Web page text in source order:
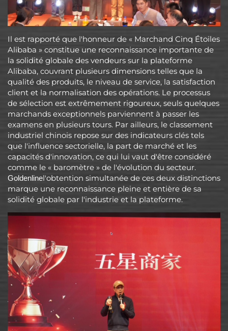
Il est rapporté que l'honneur de « Marchand Cinq Étoiles
Alibaba » constitue une reconnaissance importante de
la solidité globale des vendeurs sur la plateforme
Alibaba, couvrant plusieurs dimensions telles que la
qualité des produits, le niveau de service, la satisfaction
client et la normalisation des opérations. Le processus
de sélection est extrêmement rigoureux, seuls quelques
marchands exceptionnels parviennent à passer les
examens en plusieurs tours. Par ailleurs, le classement
industriel chinois repose sur des indicateurs clés tels
que l'influence sectorielle, la part de marché et les
capacités d'innovation, ce qui lui vaut d'être considéré
comme le « baromètre » de l'évolution du secteur.
Goldenlinel'obtention simultanée de ces deux distinctions
marque une reconnaissance pleine et entière de sa
solidité globale par l'industrie et la plateforme.